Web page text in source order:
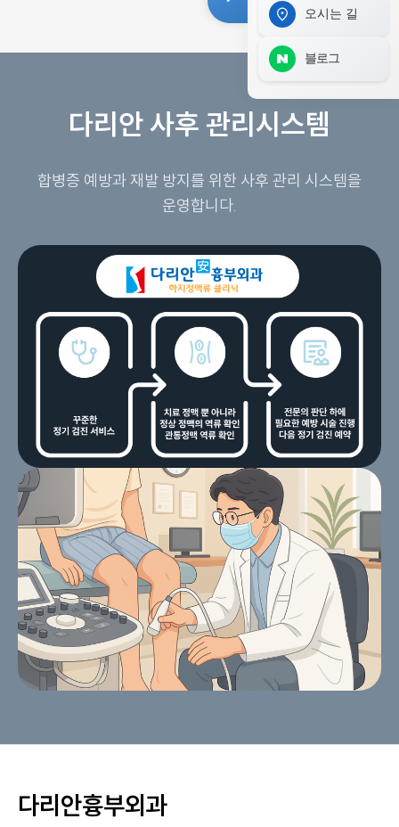
다리안 사후 관리시스템
합병증 예방과 재발 방지를 위한 사후 관리 시스템을
운영합니다.
다리안흉부외과
오시는 길
블로그